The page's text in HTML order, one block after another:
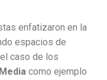
enfatizaron en la
espacios de
caso de los
como ejemplo